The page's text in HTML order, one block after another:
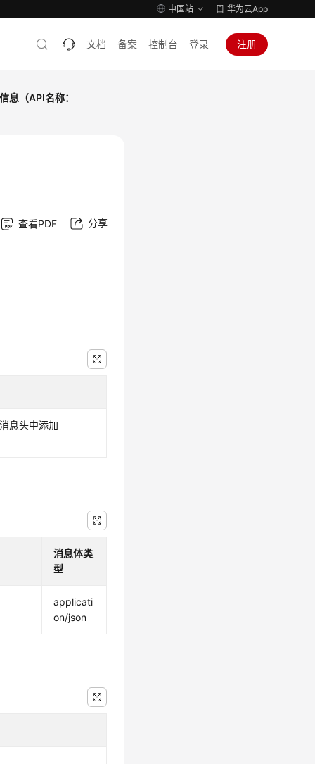
中国站 华为云App
文档 备案 控制台 登录 注册
息（API名称：
查看PDF 分享
息头中添加
消息体类
型
applicati
on/json